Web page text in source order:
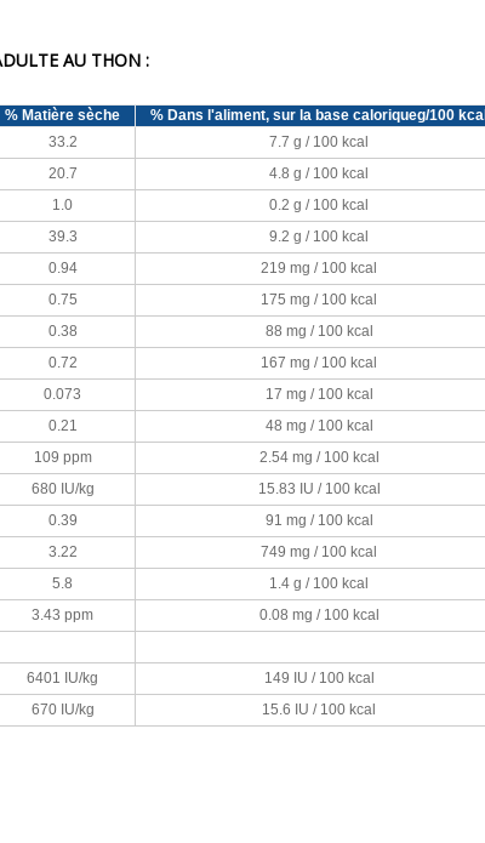
AU THON :
% Matière sèche
% Dans l'aliment, sur la base caloriqueg/100 kcal
33.2
7.7 g / 100 kcal
20.7
4.8 g / 100 kcal
1.0
0.2 g / 100 kcal
39.3
9.2 g / 100 kcal
0.94
219 mg / 100 kcal
0.75
175 mg / 100 kcal
0.38
88 mg / 100 kcal
0.72
167 mg / 100 kcal
0.073
17 mg / 100 kcal
0.21
48 mg / 100 kcal
109 ppm
2.54 mg / 100 kcal
680 IU/kg
15.83 IU / 100 kcal
0.39
91 mg / 100 kcal
3.22
749 mg / 100 kcal
5.8
1.4 g / 100 kcal
3.43 ppm
0.08 mg / 100 kcal
6401 IU/kg
149 IU / 100 kcal
670 IU/kg 15.6 IU / 100 kcal